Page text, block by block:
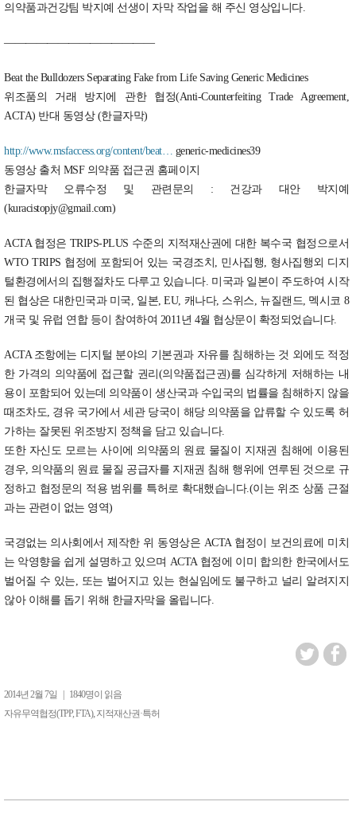
의약품과건강팀 박지예 선생이 자막 작업을 해 주신 영상입니다.
——————————————
Beat the Bulldozers Separating Fake from Life Saving Generic Medicines
위조품의 거래 방지에 관한 협정(Anti-Counterfeiting Trade Agreement,
ACTA) 반대 동영상 (한글자막)
http://www.msfaccess.org/content/beat… generic-medicines39
동영상 출처 MSF 의약품 접근권 홈페이지
한글자막 오류수정 및 관련문의 : 건강과 대안 박지예
(kuracistopjy@gmail.com)
ACTA 협정은 TRIPS-PLUS 수준의 지적재산권에 대한 복수국 협정으로서
WTO TRIPS 협정에 포함되어 있는 국경조치, 민사집행, 형사집행외 디지
털환경에서의 집행절차도 다루고 있습니다. 미국과 일본이 주도하여 시작
된 협상은 대한민국과 미국, 일본, EU, 캐나다, 스위스, 뉴질랜드, 멕시코 8
개국 및 유럽 연합 등이 참여하여 2011년 4월 협상문이 확정되었습니다.
ACTA 조항에는 디지털 분야의 기본권과 자유를 침해하는 것 외에도 적정
한 가격의 의약품에 접근할 권리(의약품접근권)를 심각하게 저해하는 내
용이 포함되어 있는데 의약품이 생산국과 수입국의 법률을 침해하지 않을
때조차도, 경유 국가에서 세관 당국이 해당 의약품을 압류할 수 있도록 허
가하는 잘못된 위조방지 정책을 담고 있습니다.
또한 자신도 모르는 사이에 의약품의 원료 물질이 지재권 침해에 이용된
경우, 의약품의 원료 물질 공급자를 지재권 침해 행위에 연루된 것으로 규
정하고 협정문의 적용 범위를 특허로 확대했습니다.(이는 위조 상품 근절
과는 관련이 없는 영역)
국경없는 의사회에서 제작한 위 동영상은 ACTA 협정이 보건의료에 미치
는 악영향을 쉽게 설명하고 있으며 ACTA 협정에 이미 합의한 한국에서도
벌어질 수 있는, 또는 벌어지고 있는 현실임에도 불구하고 널리 알려지지
않아 이해를 돕기 위해 한글자막을 올립니다.
2014년 2월 7일
1840명이 읽음
자유무역협정(TPP, FTA),지적재산권·특허